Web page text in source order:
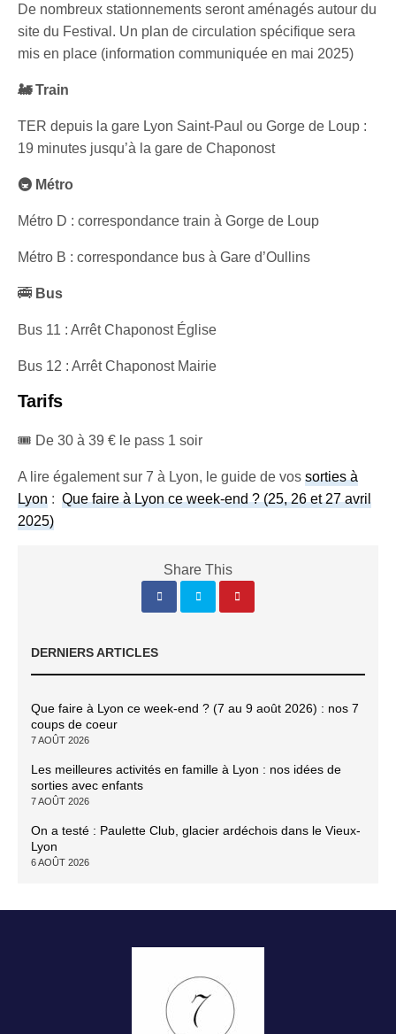
De nombreux stationnements seront aménagés autour du
site du Festival. Un plan de circulation spécifique sera
mis en place (information communiquée en mai 2025)
🚂 Train
TER depuis la gare Lyon Saint-Paul ou Gorge de Loup :
19 minutes jusqu’à la gare de Chaponost
🚇 Métro
Métro D : correspondance train à Gorge de Loup
Métro B : correspondance bus à Gare d’Oullins
🚎 Bus
Bus 11 : Arrêt Chaponost Église
Bus 12 : Arrêt Chaponost Mairie
Tarifs
🎟️ De 30 à 39 € le pass 1 soir
A lire également sur 7 à Lyon, le guide de vossorties à
Lyon :Que faire à Lyon ce week-end ? (25, 26 et 27 avril
2025)
Share This
DERNIERS ARTICLES
Que faire à Lyon ce week-end ? (7 au 9 août 2026) : nos 7
coups de coeur
7 AOÛT 2026
Les meilleures activités en famille à Lyon : nos idées de
sorties avec enfants
7 AOÛT 2026
On a testé : Paulette Club, glacier ardéchois dans le Vieux-
Lyon
6 AOÛT 2026